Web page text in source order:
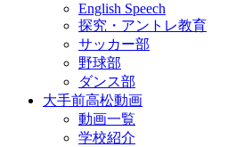
English Speech
探究・アントレ教育
サッカー部
野球部
ダンス部
大手前高松動画
動画一覧
学校紹介